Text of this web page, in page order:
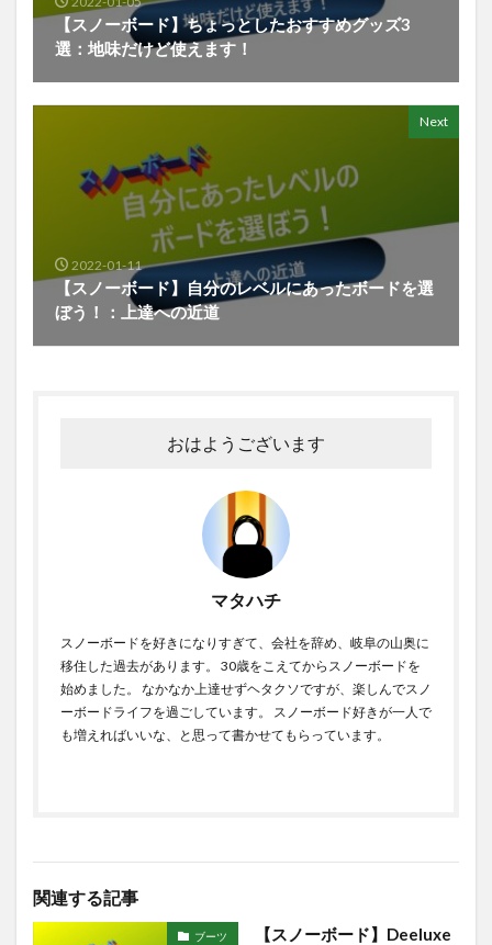
【スノーボード】ちょっとしたおすすめグッズ3
選：地味だけど使えます！
Next
2022-01-11
【スノーボード】自分のレベルにあったボードを選
ぼう！：上達への近道
おはようございます
マタハチ
スノーボードを好きになりすぎて、会社を辞め、岐阜の山奥に
移住した過去があります。 30歳をこえてからスノーボードを
始めました。 なかなか上達せずヘタクソですが、楽しんでスノ
ーボードライフを過ごしています。 スノーボード好きが一人で
も増えればいいな、と思って書かせてもらっています。
関連する記事
ブーツ
【スノーボード】Deeluxe